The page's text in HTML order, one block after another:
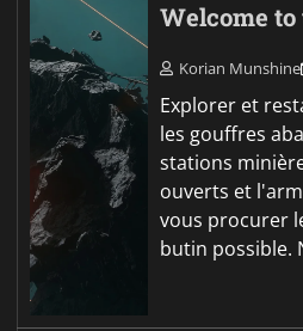
Welcome
Korian Munshine
Explorer et
les gouffres
stations
ouverts et
vous procurer
butin possible.